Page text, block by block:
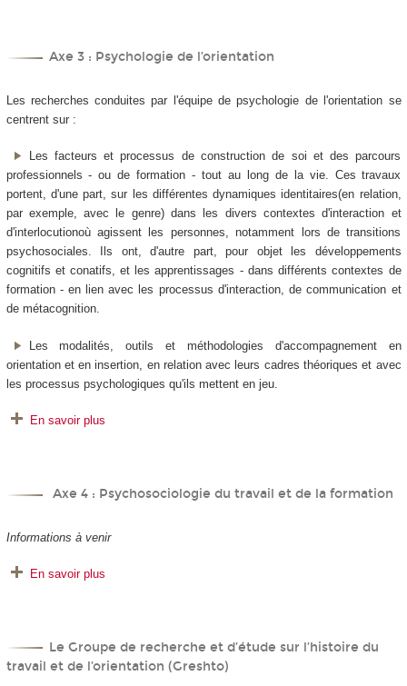
Axe 3 : Psychologie de l’orientation
Les recherches conduites par l'équipe de psychologie de l'orientation se
centrent sur :
Les facteurs et processus de construction de soi et des parcours
professionnels - ou de formation - tout au long de la vie. Ces travaux
portent, d'une part, sur les différentes dynamiques identitaires(en relation,
par exemple, avec le genre) dans les divers contextes d'interaction et
d'interlocutionoù agissent les personnes, notamment lors de transitions
psychosociales. Ils ont, d'autre part, pour objet les développements
cognitifs et conatifs, et les apprentissages - dans différents contextes de
formation - en lien avec les processus d'interaction, de communication et
de métacognition.
Les modalités, outils et méthodologies d'accompagnement en
orientation et en insertion, en relation avec leurs cadres théoriques et avec
les processus psychologiques qu'ils mettent en jeu.
En savoir plus
Axe 4 : Psychosociologie du travail et de la formation
Informations à venir
En savoir plus
Le Groupe de recherche et d’étude sur l’histoire du
travail et de l’orientation (Greshto)